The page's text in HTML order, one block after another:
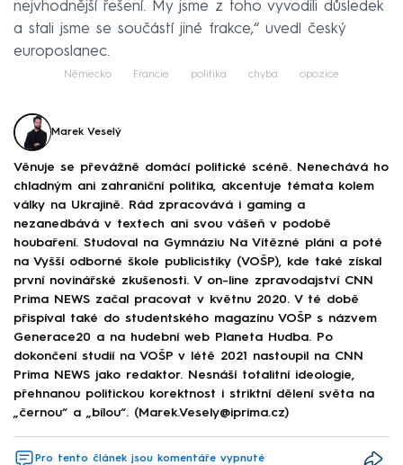
nejvhodnější řešení. My jsme z toho vyvodili důsledek
a stali jsme se součástí jiné frakce,“ uvedl český
europoslanec.
Německo Francie politika chyba opozice
Marek Veselý
Věnuje se převážně domácí politické scéně. Nenechává ho
chladným ani zahraniční politika, akcentuje témata kolem
války na Ukrajině. Rád zpracovává i gaming a
nezanedbává v textech ani svou vášeň v podobě
houbaření. Studoval na Gymnáziu Na Vítězné pláni a poté
na Vyšší odborné škole publicistiky (VOŠP), kde také získal
první novinářské zkušenosti. V on-line zpravodajství CNN
Prima NEWS začal pracovat v květnu 2020. V té době
přispíval také do studentského magazínu VOŠP s názvem
Generace20 a na hudební web Planeta Hudba. Po
dokončení studií na VOŠP v létě 2021 nastoupil na CNN
Prima NEWS jako redaktor. Nesnáší totalitní ideologie,
přehnanou politickou korektnost i striktní dělení světa na
„černou“ a „bílou“. (Marek.Vesely@iprima.cz)
Pro tento článek jsou komentáře vypnuté